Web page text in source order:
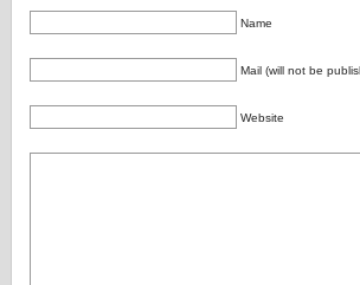
Name
Mail (will not be
Website